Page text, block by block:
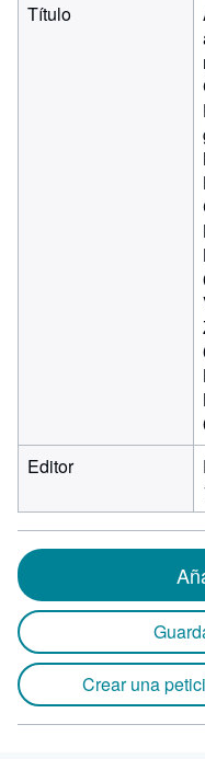
Título
Editor
Crear una